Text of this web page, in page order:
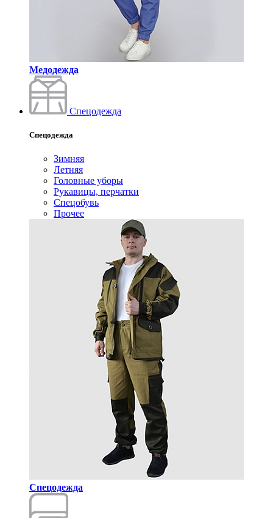
Медодежда
Спецодежда
Спецодежда
Зимняя
Летняя
Головные уборы
Рукавицы, перчатки
Спецобувь
Прочее
Спецодежда